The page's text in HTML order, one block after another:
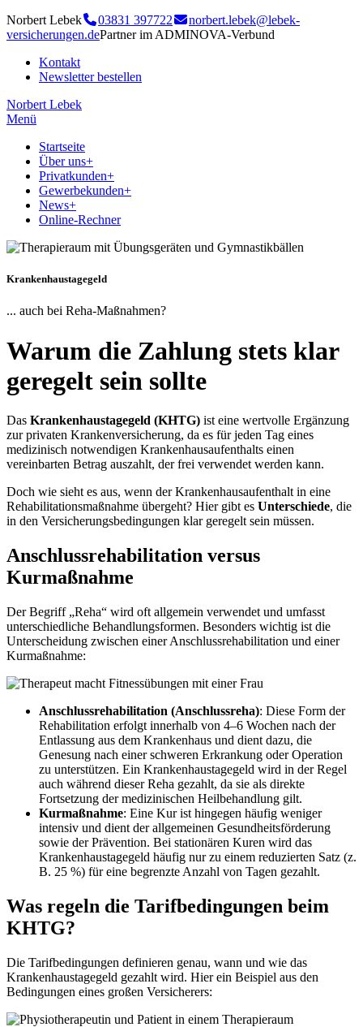
Norbert Lebek 03831 397722
norbert.lebek@lebek-
versicherungen.dePartner im ADMINOVA-Verbund
Kontakt
Newsletter bestellen
Norbert Lebek
Menü
Startseite
Über uns+
Privatkunden+
Gewerbekunden+
News+
Online-Rechner
Krankenhaustagegeld
... auch bei Reha-Maßnahmen?
Warum die Zahlung stets klar
geregelt sein sollte
Das Krankenhaustagegeld (KHTG) ist eine wertvolle Ergänzung
zur privaten Krankenversicherung, da es für jeden Tag eines
medizinisch notwendigen Krankenhausaufenthalts einen
vereinbarten Betrag auszahlt, der frei verwendet werden kann.
Doch wie sieht es aus, wenn der Krankenhausaufenthalt in eine
Rehabilitationsmaßnahme übergeht? Hier gibt es Unterschiede, die
in den Versicherungsbedingungen klar geregelt sein müssen.
Anschlussrehabilitation versus
Kurmaßnahme
Der Begriff „Reha“ wird oft allgemein verwendet und umfasst
unterschiedliche Behandlungsformen. Besonders wichtig ist die
Unterscheidung zwischen einer Anschlussrehabilitation und einer
Kurmaßnahme:
Anschlussrehabilitation (Anschlussreha): Diese Form der
Rehabilitation erfolgt innerhalb von 4–6 Wochen nach der
Entlassung aus dem Krankenhaus und dient dazu, die
Genesung nach einer schweren Erkrankung oder Operation
zu unterstützen. Ein Krankenhaustagegeld wird in der Regel
auch während dieser Reha gezahlt, da sie als direkte
Fortsetzung der medizinischen Heilbehandlung gilt.
Kurmaßnahme: Eine Kur ist hingegen häufig weniger
intensiv und dient der allgemeinen Gesundheitsförderung
sowie der Prävention. Bei stationären Kuren wird das
Krankenhaustagegeld häufig nur zu einem reduzierten Satz (z.
B. 25 %) für eine begrenzte Anzahl von Tagen gezahlt.
Was regeln die Tarifbedingungen beim
KHTG?
Die Tarifbedingungen definieren genau, wann und wie das
Krankenhaustagegeld gezahlt wird. Hier ein Beispiel aus den
Bedingungen eines großen Versicherers: